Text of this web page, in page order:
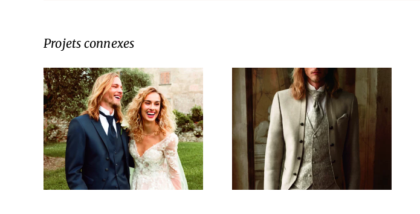
Projets connexes
Costume style
baroque beige
Costume style
baroque bleu
nuit